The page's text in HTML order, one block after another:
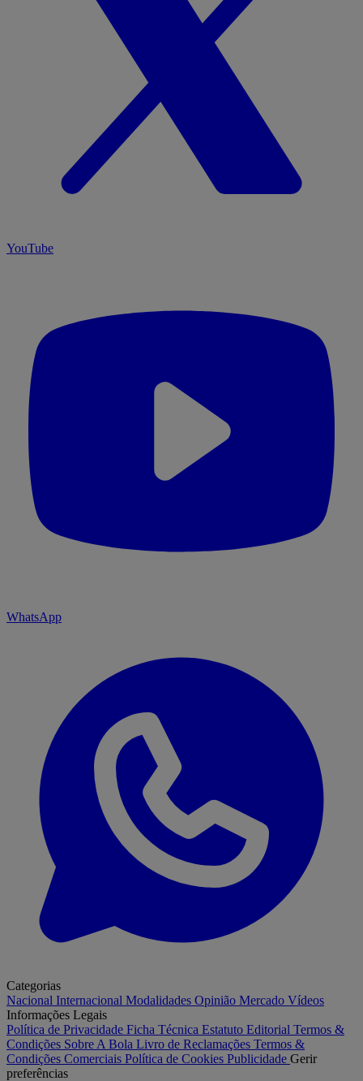
YouTube
WhatsApp
Categorias
Nacional Internacional Modalidades Opinião Mercado Vídeos
Informações Legais
Política de Privacidade Ficha Técnica Estatuto Editorial Termos &
Condições Sobre A Bola Livro de Reclamações Termos &
Condições Comerciais Política de Cookies Publicidade Gerir
preferências